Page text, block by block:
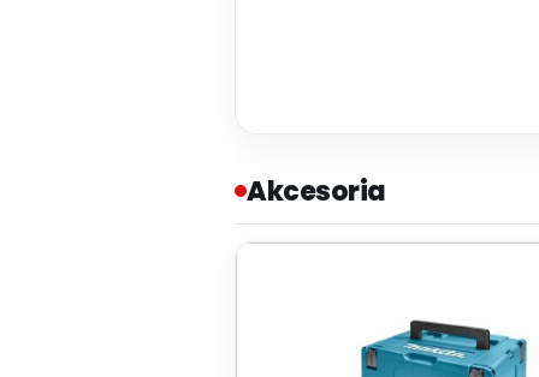
Akcesoria